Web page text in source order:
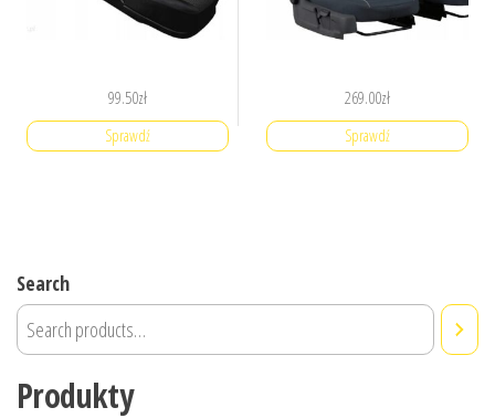
99.50zł
Sprawdź
269.00zł
Sprawdź
Search
Produkty